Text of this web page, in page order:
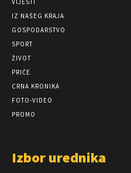
VIJESTI
IZ NAŠEG KRAJA
GOSPODARSTVO
SPORT
ŽIVOT
PRIČE
CRNA KRONIKA
FOTO-VIDEO
PROMO
Izbor urednika